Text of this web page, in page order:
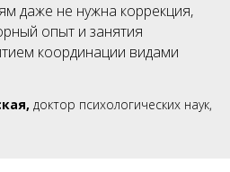
даже не нужна коррекция,
опыт и занятия
координации видами
доктор психологических наук,